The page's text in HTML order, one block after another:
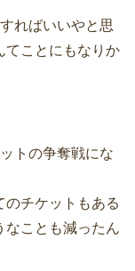
ればいいやと思
てことにもなりか
トの争奪戦にな
のチケットもある
なことも減ったん